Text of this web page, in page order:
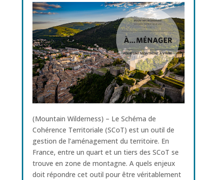
(Mountain Wilderness) – Le Schéma de
Cohérence Territoriale (SCoT) est un outil de
gestion de l’aménagement du territoire. En
France, entre un quart et un tiers des SCoT se
trouve en zone de montagne. A quels enjeux
doit répondre cet outil pour être véritablement